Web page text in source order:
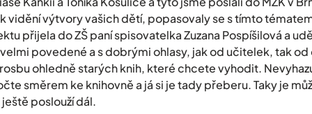
vidění výtvory vašich dětí, popasovaly se s tímto
přijela do ZŠ paní spisovatelka Zuzana Pospíšilová a
velmi povedené a s dobrými ohlasy, jak od učitelek, tak
ohledně starých knih, které chcete vyhodit.
směrem ke knihovně a já si je tady přeberu. Taky je
poslouží dál.